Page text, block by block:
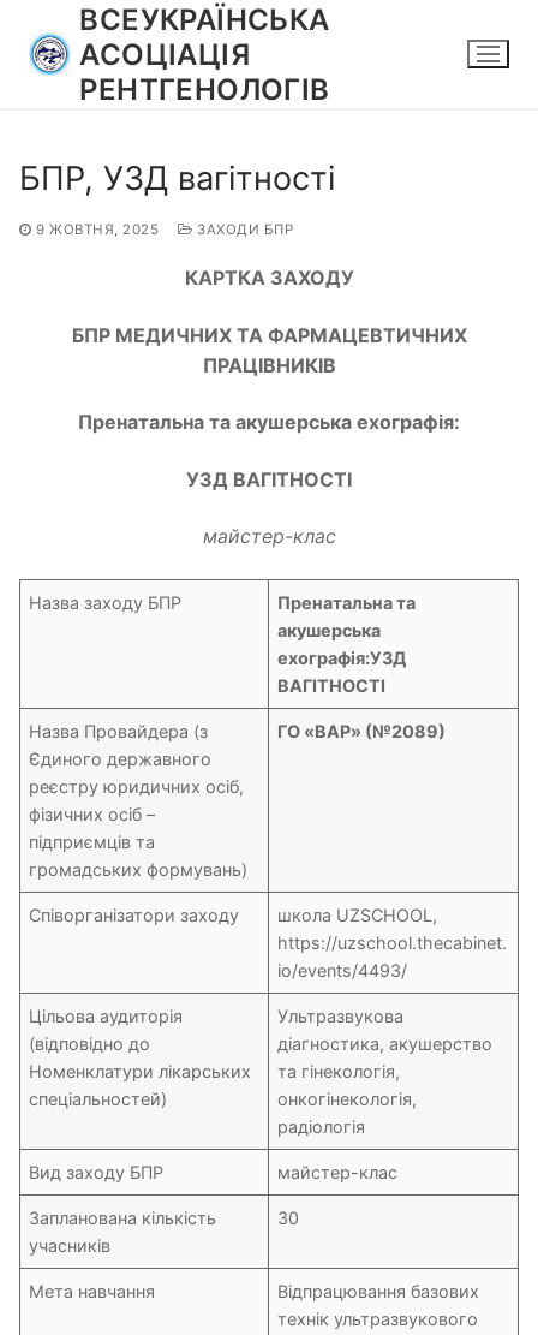
вмісту
ВСЕУКРАЇНСЬКА
АСОЦІАЦІЯ
РЕНТГЕНОЛОГІВ
БПР, УЗД вагітності
9 ЖОВТНЯ, 2025 ЗАХОДИ БПР
КАРТКА ЗАХОДУ
БПР МЕДИЧНИХ ТА ФАРМАЦЕВТИЧНИХ
ПРАЦІВНИКІВ
Пренатальна та акушерська ехографія:
УЗД ВАГІТНОСТІ
майстер-клас
Назва заходу БПР
Пренатальна та
акушерська
ехографія:УЗД
ВАГІТНОСТІ
Назва Провайдера (з
Єдиного державного
реєстру юридичних осіб,
фізичних осіб –
підприємців та
громадських формувань)
ГО «ВАР» (№2089)
Співорганізатори заходу
школа UZSCHOOL,
https://uzschool.thecabinet.
io/events/4493/
Цільова аудиторія
(відповідно до
Номенклатури лікарських
спеціальностей)
Ультразвукова
діагностика, акушерство
та гінекологія,
онкогінекологія,
радіологія
Вид заходу БПР майстер-клас
Запланована кількість
учасників
30
Мета навчання
Відпрацювання базових
технік ультразвукового